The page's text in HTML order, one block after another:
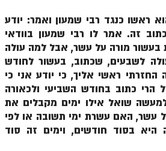
ראשו כנגד רבי שמעון ואמר: יודע
זה. אמר לו רבי שמעון בוודאי
מורה על עשר, אבל למה עולה
לשבעים, שכתוב, בעשור לחודש
ראשי אליך, כי יודע אני כי
כתוב בחודש השביעי ולכאורה
שואל אילו ימים מקבלים את
עשר, האם עשרת ימי תשובה או לפי
בסוד חודשים, וימים זה סוד